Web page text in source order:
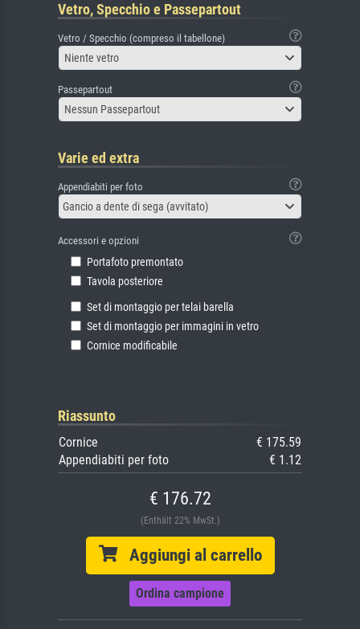
Vetro, Specchio e Passepartout
Vetro / Specchio (compreso il tabellone)
Niente vetro
Passepartout
Nessun Passepartout
Varie ed extra
Appendiabiti per foto
Gancio a dente di sega (avvitato)
Accessori e opzioni
Portafoto premontato
Tavola posteriore
Set di montaggio per telai barella
Set di montaggio per immagini in vetro
Cornice modificabile
Riassunto
Cornice
€ 175.59
Appendiabiti per foto
€ 1.12
€ 176.72
(Enthält 22% MwSt.)
Aggiungi al carrello
Ordina campione